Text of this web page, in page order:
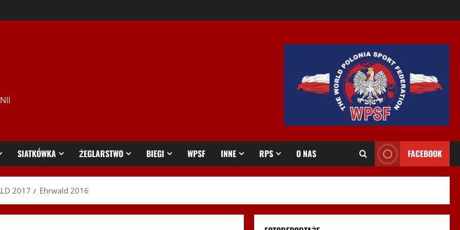
SIATKÓWKA ŻEGLARSTWO BIEGI WPSF INNE RPS O NAS FACEBOOK
2017 Ehrwald 2016